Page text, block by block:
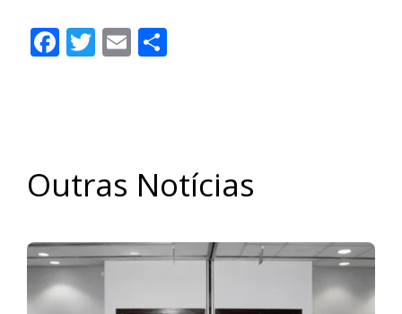
Facebook
Twitter
Email
Outras Notícias